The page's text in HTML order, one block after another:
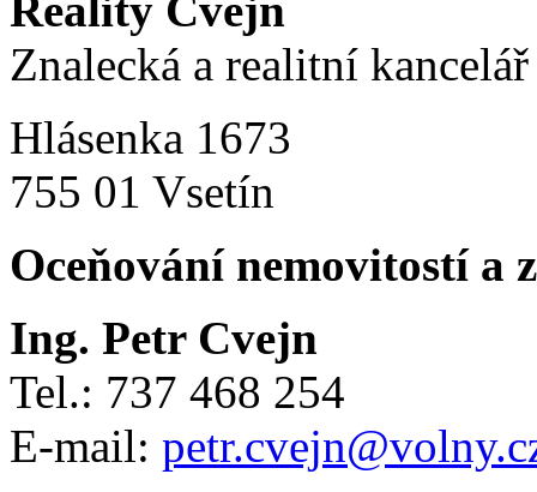
Reality Cvejn
Znalecká a realitní kancelář
Hlásenka 1673
755 01 Vsetín
Oceňování nemovitostí a
Ing. Petr Cvejn
Tel.: 737 468 254
E-mail: